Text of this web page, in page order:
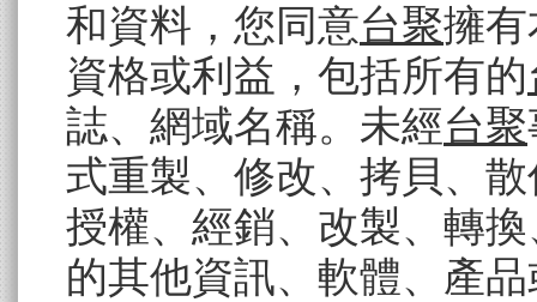
和資料，您同意台聚擁
資格或利益，包括所有的
誌、網域名稱。未經台聚
式重製、修改、拷貝、
授權、經銷、改製、轉
的其他資訊、軟體、產